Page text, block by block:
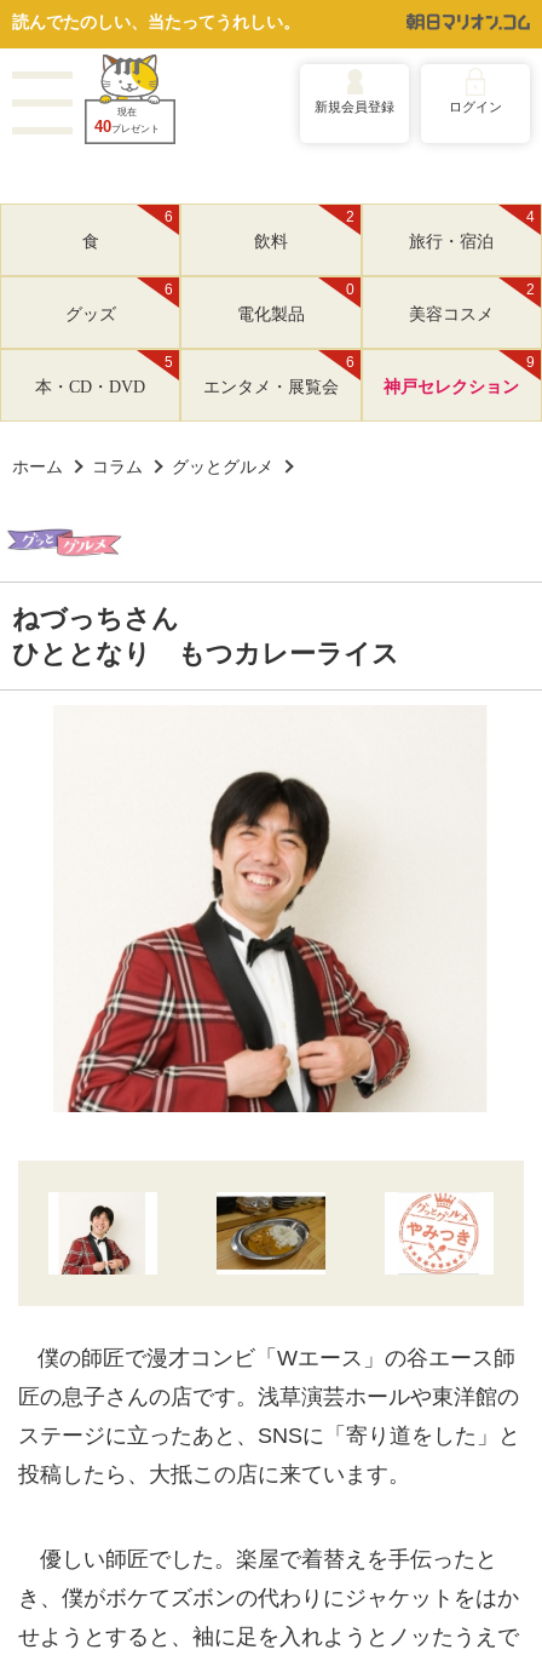
読んでたのしい、当たってうれしい。
現在
40プレゼント
新規会員登録 ログイン
6
食
2
飲料
4
旅行・宿泊
6
グッズ
0
電化製品
2
美容コスメ
5
本・CD・DVD
6
エンタメ・展覧会
9
神戸セレクション
ホーム コラム グッとグルメ
ねづっちさん
ひととなり もつカレーライス
僕の師匠で漫才コンビ「Wエース」の谷エース師
匠の息子さんの店です。浅草演芸ホールや東洋館の
ステージに立ったあと、SNSに「寄り道をした」と
投稿したら、大抵この店に来ています。
優しい師匠でした。楽屋で着替えを手伝ったと
き、僕がボケてズボンの代わりにジャケットをはか
せようとすると、袖に足を入れようとノッたうえで